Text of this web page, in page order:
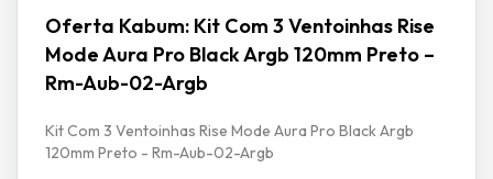
Oferta Kabum: Kit Com 3 Ventoinhas Rise
Mode Aura Pro Black Argb 120mm Preto –
Rm-Aub-02-Argb
Kit Com 3 Ventoinhas Rise Mode Aura Pro Black Argb
120mm Preto - Rm-Aub-02-Argb